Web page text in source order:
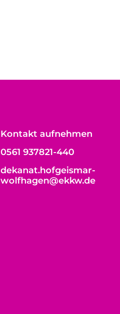
Kontakt aufnehmen
0561 937821-440
dekanat.hofgeismar-
wolfhagen@ekkw.de